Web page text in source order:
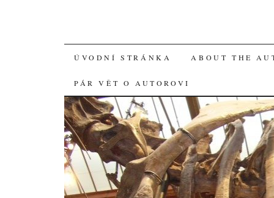
SKIP
TO
CONTENT
ÚVODNÍ STRÁNKA ABOUT THE
PÁR VĚT O AUTOROVI